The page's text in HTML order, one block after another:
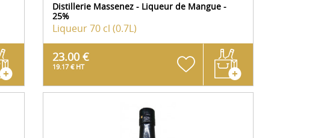
Distillerie Massenez - Liqueur de Mangue -
25%
Liqueur70 cl (0.7L)
23.00 €
19.17 € HT